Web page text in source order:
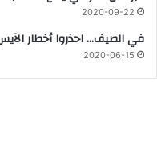
2020-09-22
في الصيف… احذروا أخطار
2020-06-15